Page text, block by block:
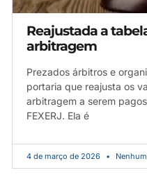
Reajustada a
arbitragem
Prezados árbitros e
portaria que reajusta os
arbitragem a serem
FEXERJ. Ela é
4 de março de 2026